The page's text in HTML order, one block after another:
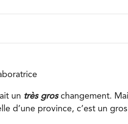
un très gros changement.
d’une province, c’est un